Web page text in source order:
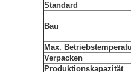
Standard
Bau
Max.
Verpacken
Produktionskapazität